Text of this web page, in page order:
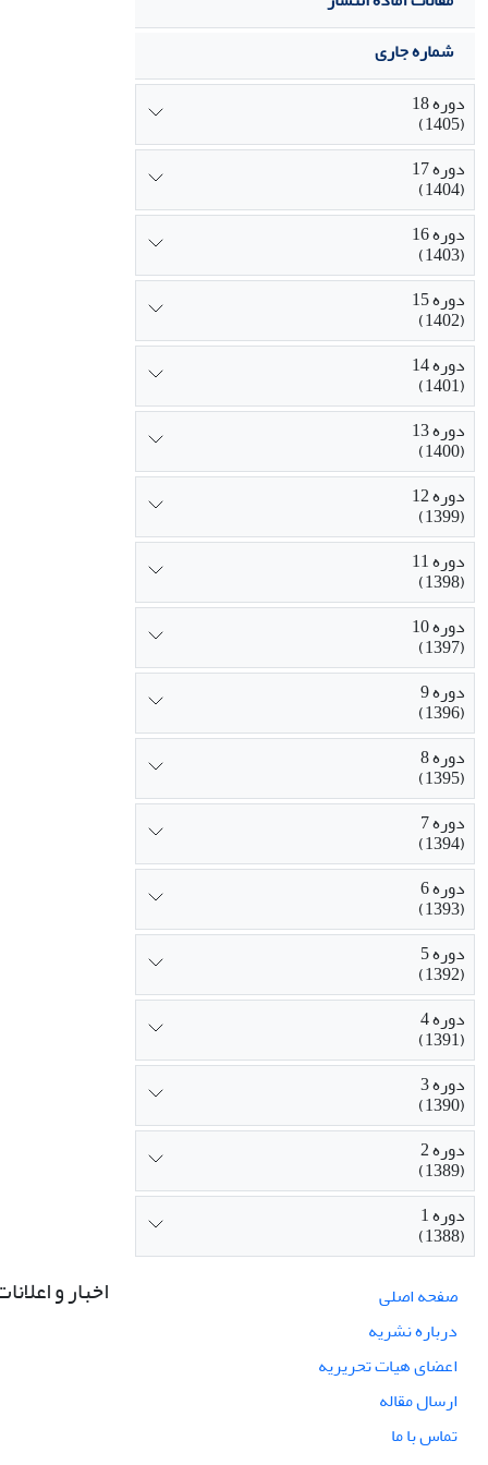
شماره جاری
دوره 18
(1405)
دوره 17
(1404)
دوره 16
(1403)
دوره 15
(1402)
دوره 14
(1401)
دوره 13
(1400)
دوره 12
(1399)
دوره 11
(1398)
دوره 10
(1397)
دوره 9
(1396)
دوره 8
(1395)
دوره 7
(1394)
دوره 6
(1393)
دوره 5
(1392)
دوره 4
(1391)
دوره 3
(1390)
دوره 2
(1389)
دوره 1
(1388)
صفحه اصلی
درباره نشریه
اعضای هیات تحریریه
ارسال مقاله
تماس با ما
اخبار و